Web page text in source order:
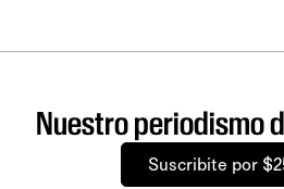
Nuestro periodismo
Suscribite por